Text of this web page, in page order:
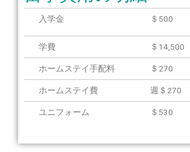
入学金 ＄500
学費 ＄14,500
ホームステイ手配料 ＄270
ホームステイ費 週＄270
ユニフォーム ＄530